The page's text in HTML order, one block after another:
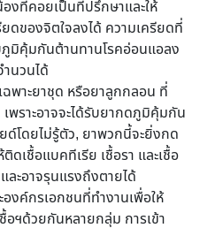
ที่คอยเป็นที่ปรึกษาและให้
ดของจิตใจลงได้ ความเครียดที่
ภูมิคุ้มกันต้านทานโรคอ่อนแอลง
ำนวนได้
พาะยาชุด หรือยาลูกกลอน ที่
พราะอาจจะได้รับยากดภูมิคุ้มกัน
ด์โดยไม่รู้ตัว, ยาพวกนี้จะยิ่งกด
เชื้อแบคทีเรีย เชื้อรา และเชื้อ
ละอาจรุนแรงถึงตายได้
งค์กรเอกชนที่ทำงานเพื่อให้
อฯด้วยกันหลายกลุ่ม การเข้า